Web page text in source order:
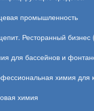
промышленность
Ресторанный бизнес
для бассейнов и
химия для
химия